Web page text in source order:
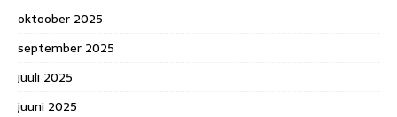
oktoober 2025
september 2025
juuli 2025
juuni 2025